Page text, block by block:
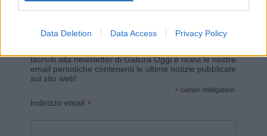
Data Deletion Data Access Privacy Policy
Vuoi rimanere sempre aggiornato?
Iscriviti alla newsletter di Gallura Oggi e ricevi le nostre
email periodiche contenenti le ultime notizie pubblicate
sul sito web!
* campo obbligatorio
Indirizzo email *